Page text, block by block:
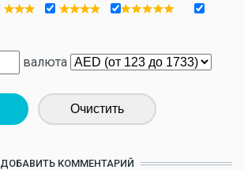
валюта
Очистить
ДОБАВИТЬ КОММЕНТАРИЙ